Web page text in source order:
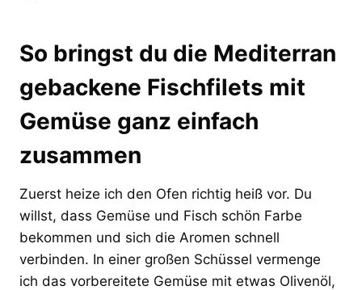
So bringst du die Mediterran
gebackene Fischfilets mit
Gemüse ganz einfach
zusammen
Zuerst heize ich den Ofen richtig heiß vor. Du
willst, dass Gemüse und Fisch schön Farbe
bekommen und sich die Aromen schnell
verbinden. In einer großen Schüssel vermenge
ich das vorbereitete Gemüse mit etwas Olivenöl,